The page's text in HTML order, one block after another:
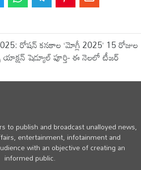
రోషన్ కనకాల ‘మోగ్లీ 2025’ 15 రోజుల
యాక్షన్ షెడ్యూల్‌ పూర్తి- ఈ నెలలో టీజర్
to publish and broadcast unalloyed news,
entertainment, infotainment and
with an objective of creating an
informed public.